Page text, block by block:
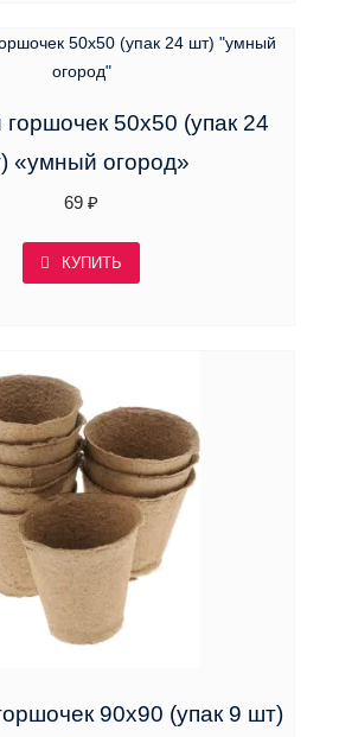
50х50 (упак 24
«умный огород»
69₽
КУПИТЬ
90х90 (упак 9 шт)